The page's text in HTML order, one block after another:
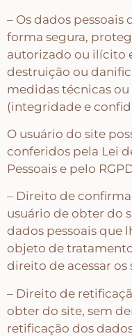
Farm – Fazenda –
Floreiras – Porta
Frases – Palavras
Home – Lar –
Jardim – Garden –
Bicicletas
Lavanderia
– Os dados pessoais
forma segura,
autorizado ou ilícito
destruição ou
medidas técnicas
(integridade e
O usuário do site
conferidos pela Lei
Pessoais e pelo
– Direito de
usuário de obter do
dados pessoais que
objeto de tratamento
direito de acessar os
– Direito de
obter do site, sem
retificação dos